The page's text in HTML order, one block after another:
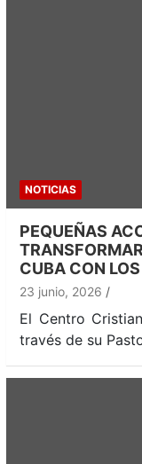
NOTICIAS
PEQUEÑAS
CUBA CON
23 junio, 2026
El Centro
través de su